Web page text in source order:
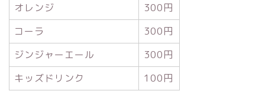
オレンジ
300円
コーラ
300円
ジンジャーエール
300円
キッズドリンク
100円